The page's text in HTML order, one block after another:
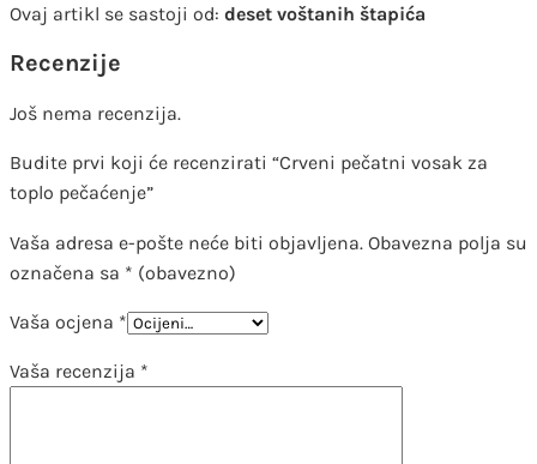
Ovaj artikl se sastoji od: deset voštanih štapića
Recenzije
Još nema recenzija.
Budite prvi koji će recenzirati “Crveni pečatni vosak za
toplo pečaćenje”
Vaša adresa e-pošte neće biti objavljena. Obavezna polja su
označena sa * (obavezno)
Vaša ocjena *
Vaša recenzija *